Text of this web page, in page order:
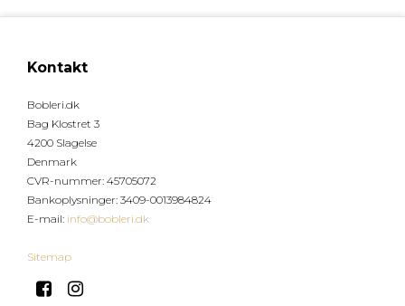
Kontakt
Bobleri.dk
Bag Klostret 3
4200 Slagelse
Denmark
CVR-nummer: 45705072
Bankoplysninger: 3409-0013984824
E-mail: info@bobleri.dk
Sitemap